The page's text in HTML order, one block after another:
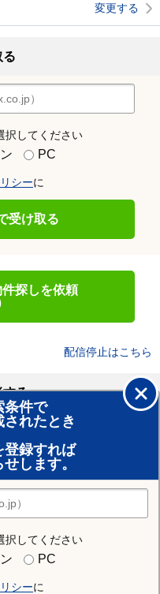
変更する
る
択してください
PC
シーに
受け取る
探しを依頼
配信停止はこちら
条件で
れたとき
登録すれば
します。
択してください
PC
シーに
する